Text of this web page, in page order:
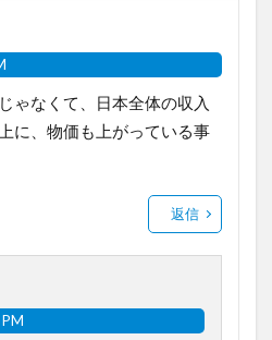
ゃなくて、日本全体の収入
に、物価も上がっている事
返信